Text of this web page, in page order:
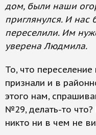
дом, были наши
приглянулся. И нас
переселили. Им
уверена Людмила.
То, что
признали и в
этого нам,
№29, делать-то
никто ни в чем не